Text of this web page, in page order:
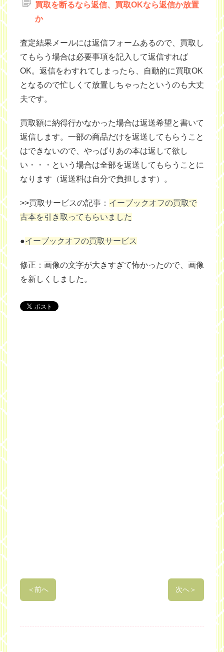
買取を断るなら返信、買取OKなら返信か放置
か
査定結果メールには返信フォームあるので、買取し
てもらう場合は必要事項を記入して返信すれば
OK。返信をわすれてしまったら、自動的に買取OK
となるので忙しくて放置しちゃったというのも大丈
夫です。
買取額に納得行かなかった場合は返送希望と書いて
返信します。一部の商品だけを返送してもらうこと
はできないので、やっぱりあの本は返して欲し
い・・・という場合は全部を返送してもらうことに
なります（返送料は自分で負担します）。
>>買取サービスの記事： イーブックオフの買取で
古本を引き取ってもらいました
●イーブックオフの買取サービス
修正：画像の文字が大きすぎて怖かったので、画像
を新しくしました。
＜前へ 次へ＞